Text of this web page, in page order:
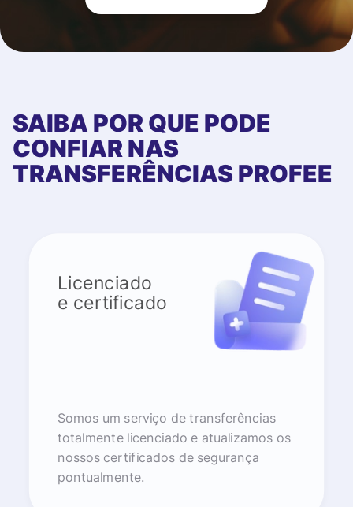
SAIBA POR QUE PODE
CONFIAR NAS
TRANSFERÊNCIAS PROFEE
Licenciado
e certificado
Somos um serviço de transferências
totalmente licenciado e atualizamos os
nossos certificados de segurança
pontualmente.